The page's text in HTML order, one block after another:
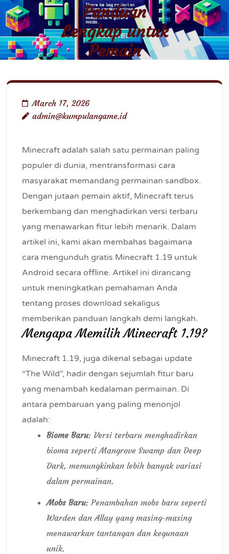
Panduan
Lengkap untuk
Pemain
March 17, 2026
admin@kumpulangame.id
Minecraft adalah salah satu permainan paling
populer di dunia, mentransformasi cara
masyarakat memandang permainan sandbox.
Dengan jutaan pemain aktif, Minecraft terus
berkembang dan menghadirkan versi terbaru
yang menawarkan fitur lebih menarik. Dalam
artikel ini, kami akan membahas bagaimana
cara mengunduh gratis Minecraft 1.19 untuk
Android secara offline. Artikel ini dirancang
untuk meningkatkan pemahaman Anda
tentang proses download sekaligus
memberikan panduan langkah demi langkah.
Mengapa Memilih Minecraft 1.19?
Minecraft 1.19, juga dikenal sebagai update
“The Wild”, hadir dengan sejumlah fitur baru
yang menambah kedalaman permainan. Di
antara pembaruan yang paling menonjol
adalah:
Biome Baru: Versi terbaru menghadirkan
bioma seperti Mangrove Swamp dan Deep
Dark, memungkinkan lebih banyak variasi
dalam permainan.
Mobs Baru: Penambahan mobs baru seperti
Warden dan Allay yang masing-masing
menawarkan tantangan dan kegunaan
unik.